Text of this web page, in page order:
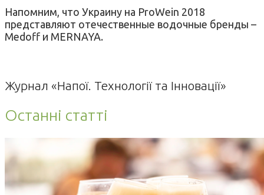
Напомним, что Украину на ProWein 2018
представляют отечественные водочные бренды –
Medoff и MERNAYA.
Журнал «Напої. Технології та Інновації»
Останні статті